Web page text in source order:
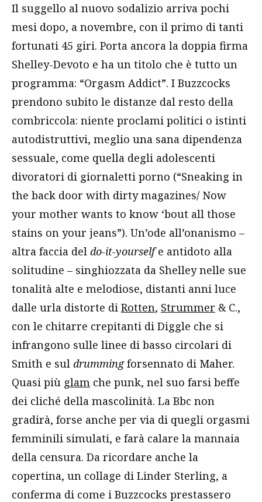
Il suggello al nuovo sodalizio arriva pochi
mesi dopo, a novembre, con il primo di tanti
fortunati 45 giri. Porta ancora la doppia firma
Shelley-Devoto e ha un titolo che è tutto un
programma: “Orgasm Addict”. I Buzzcocks
prendono subito le distanze dal resto della
combriccola: niente proclami politici o istinti
autodistruttivi, meglio una sana dipendenza
sessuale, come quella degli adolescenti
divoratori di giornaletti porno (“Sneaking in
the back door with dirty magazines/ Now
your mother wants to know ‘bout all those
stains on your jeans”). Un’ode all’onanismo –
altra faccia del do-it-yourselfe antidoto alla
solitudine – singhiozzata da Shelley nelle sue
tonalità alte e melodiose, distanti anni luce
dalle urla distorte di Rotten, Strummer & C.,
con le chitarre crepitanti di Diggle che si
infrangono sulle linee di basso circolari di
Smith e sul drummingforsennato di Maher.
Quasi più glam che punk, nel suo farsi beffe
dei cliché della mascolinità. La Bbc non
gradirà, forse anche per via di quegli orgasmi
femminili simulati, e farà calare la mannaia
della censura. Da ricordare anche la
copertina, un collage di Linder Sterling, a
conferma di come i Buzzcocks prestassero